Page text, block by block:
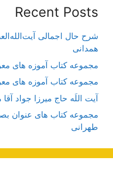
Recent Posts
شرح حال اجمالی
همدانی
مجموعه کتاب آموزه های
مجموعه کتاب آموزه های
آیت اللَه حاج میرزا جواد
مجموعه کتاب های عنوان
طهرانی